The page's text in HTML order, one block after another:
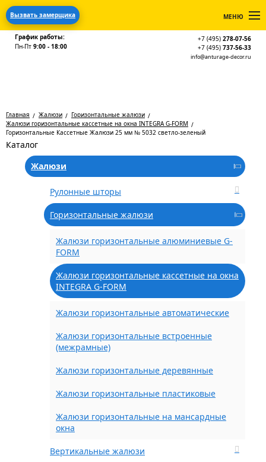
Вызвать замерщика МЕНЮ
График работы:
Пн-Пт 9:00 - 18:00
+7 (495) 278-07-56
+7 (495) 737-56-33
info@anturage-decor.ru
Главная Жалюзи
Горизонтальные жалюзи
Жалюзи горизонтальные кассетные на окна INTEGRA G-FORM
Горизонтальные Кассетные Жалюзи 25 мм № 5032 светло-зеленый
Каталог
Жалюзи
Рулонные шторы
Горизонтальные жалюзи
Жалюзи горизонтальные алюминиевые G-
FORM
Жалюзи горизонтальные кассетные на окна
INTEGRA G-FORM
Жалюзи горизонтальные автоматические
Жалюзи горизонтальные встроенные
(межрамные)
Жалюзи горизонтальные деревянные
Жалюзи горизонтальные пластиковые
Жалюзи горизонтальные на мансардные
окна
Вертикальные жалюзи